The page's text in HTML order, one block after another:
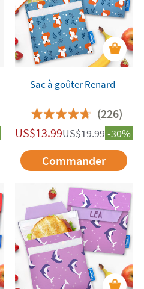
Sac à goûter Renard
(226)
US$13.99US$19.99-30%
Commander